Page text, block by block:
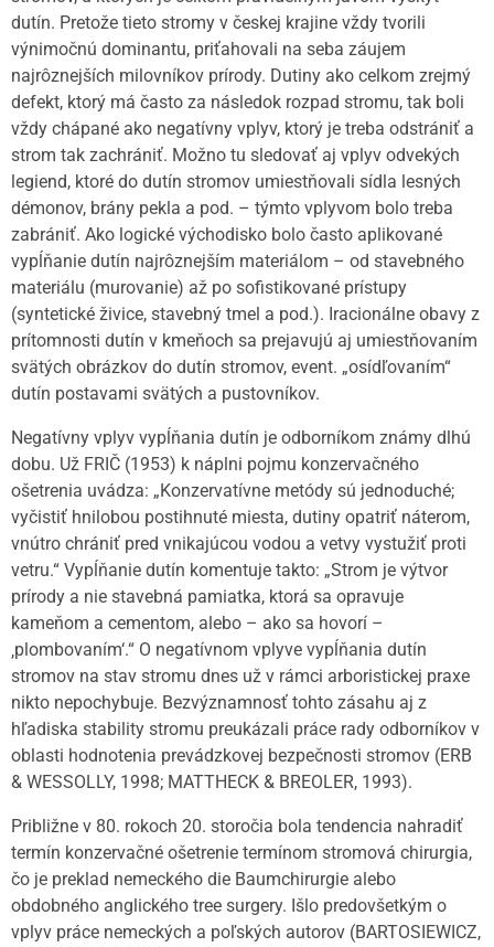
dutín. Pretože tieto stromy v českej krajine vždy tvorili
výnimočnú dominantu, priťahovali na seba záujem
najrôznejších milovníkov prírody. Dutiny ako celkom zrejmý
defekt, ktorý má často za následok rozpad stromu, tak boli
vždy chápané ako negatívny vplyv, ktorý je treba odstrániť a
strom tak zachrániť. Možno tu sledovať aj vplyv odvekých
legiend, ktoré do dutín stromov umiestňovali sídla lesných
démonov, brány pekla a pod. – týmto vplyvom bolo treba
zabrániť. Ako logické východisko bolo často aplikované
vypĺňanie dutín najrôznejším materiálom – od stavebného
materiálu (murovanie) až po sofistikované prístupy
(syntetické živice, stavebný tmel a pod.). Iracionálne obavy z
prítomnosti dutín v kmeňoch sa prejavujú aj umiestňovaním
svätých obrázkov do dutín stromov, event. „osídľovaním“
dutín postavami svätých a pustovníkov.
Negatívny vplyv vypĺňania dutín je odborníkom známy dlhú
dobu. Už FRIČ (1953) k náplni pojmu konzervačného
ošetrenia uvádza: „Konzervatívne metódy sú jednoduché;
vyčistiť hnilobou postihnuté miesta, dutiny opatriť náterom,
vnútro chrániť pred vnikajúcou vodou a vetvy vystužiť proti
vetru.“ Vypĺňanie dutín komentuje takto: „Strom je výtvor
prírody a nie stavebná pamiatka, ktorá sa opravuje
kameňom a cementom, alebo – ako sa hovorí –
‚plombovaním‘.“ O negatívnom vplyve vypĺňania dutín
stromov na stav stromu dnes už v rámci arboristickej praxe
nikto nepochybuje. Bezvýznamnosť tohto zásahu aj z
hľadiska stability stromu preukázali práce rady odborníkov v
oblasti hodnotenia prevádzkovej bezpečnosti stromov (ERB
& WESSOLLY, 1998; MATTHECK & BREOLER, 1993).
Približne v 80. rokoch 20. storočia bola tendencia nahradiť
termín konzervačné ošetrenie termínom stromová chirurgia,
čo je preklad nemeckého die Baumchirurgie alebo
obdobného anglického tree surgery. Išlo predovšetkým o
vplyv práce nemeckých a poľských autorov (BARTOSIEWICZ,